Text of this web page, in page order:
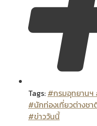
Tags: #กรมอุทยาน
#นักท่องเที่ยวต่างช
#ข่าววันนี้